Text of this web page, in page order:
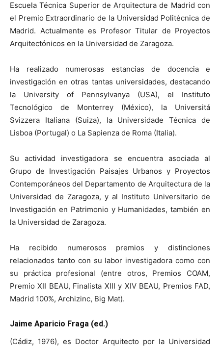
Escuela Técnica Superior de Arquitectura de Madrid con
el Premio Extraordinario de la Universidad Politécnica de
Madrid. Actualmente es Profesor Titular de Proyectos
Arquitectónicos en la Universidad de Zaragoza.
Ha realizado numerosas estancias de docencia e
investigación en otras tantas universidades, destacando
la University of Pennsylvanya (USA), el Instituto
Tecnológico de Monterrey (México), la Universitá
Svizzera Italiana (Suiza), la Universidade Técnica de
Lisboa (Portugal) o La Sapienza de Roma (Italia).
Su actividad investigadora se encuentra asociada al
Grupo de Investigación Paisajes Urbanos y Proyectos
Contemporáneos del Departamento de Arquitectura de la
Universidad de Zaragoza, y al Instituto Universitario de
Investigación en Patrimonio y Humanidades, también en
la Universidad de Zaragoza.
Ha recibido numerosos premios y distinciones
relacionados tanto con su labor investigadora como con
su práctica profesional (entre otros, Premios COAM,
Premio XII BEAU, Finalista XIII y XIV BEAU, Premios FAD,
Madrid 100%, Archizinc, Big Mat).
Jaime Aparicio Fraga (ed.)
(Cádiz, 1976), es Doctor Arquitecto por la Universidad